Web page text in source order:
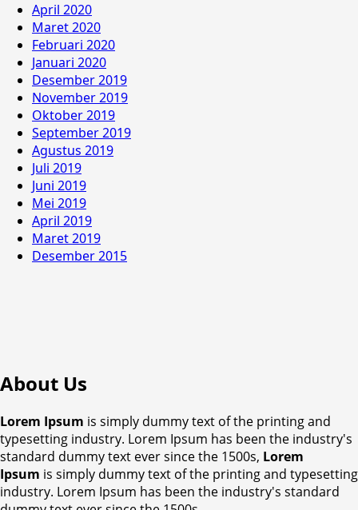
April 2020
Maret 2020
Februari 2020
Januari 2020
Desember 2019
November 2019
Oktober 2019
September 2019
Agustus 2019
Juli 2019
Juni 2019
Mei 2019
April 2019
Maret 2019
Desember 2015
About Us
Lorem Ipsum is simply dummy text of the printing and
typesetting industry. Lorem Ipsum has been the industry's
standard dummy text ever since the 1500s, Lorem
Ipsum is simply dummy text of the printing and typesetting
industry. Lorem Ipsum has been the industry's standard